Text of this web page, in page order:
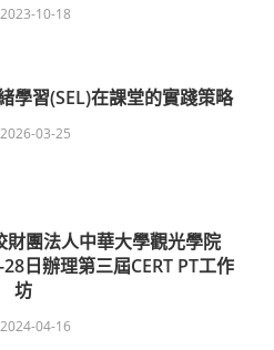
2023-10-18
學習(SEL)在課堂的實踐策略
2026-03-25
財團法人中華大學觀光學院
日辦理第三屆CERT PT工作
坊
2024-04-16